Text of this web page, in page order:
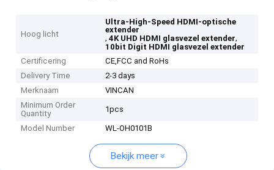
Hoog licht
Ultra-High-Speed HDMI-optische
extender
,4K UHD HDMI glasvezel extender,
10bit Digit HDMI glasvezel extender
Certificering
CE,FCC and RoHs
Delivery Time
2-3 days
Merknaam
VINCAN
Minimum Order
Quantity
1pcs
Model Number WL-OH0101B
Bekijk meer